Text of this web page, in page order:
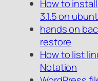
How to
3.1.5 on
hands on
restore
How to list
Notation